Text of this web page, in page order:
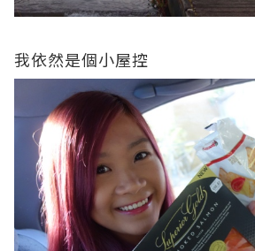
我依然是個小屋控